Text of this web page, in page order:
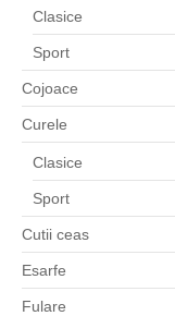
Clasice
Sport
Cojoace
Curele
Clasice
Sport
Cutii ceas
Esarfe
Fulare